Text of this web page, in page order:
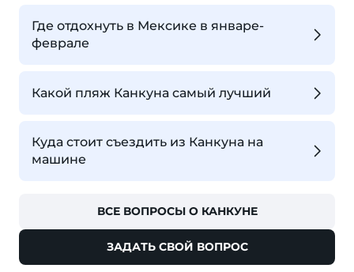
Где отдохнуть в Мексике в январе-
феврале
Какой пляж Канкуна самый лучший
Куда стоит съездить из Канкуна на
машине
ВСЕ ВОПРОСЫ О КАНКУНЕ
ЗАДАТЬ СВОЙ ВОПРОС